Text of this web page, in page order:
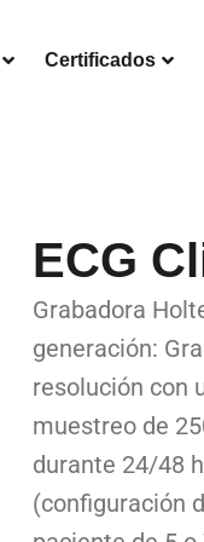
Certificados
ECG
Grabadora
generación:
resolución con
muestreo de
durante 24/48
(configuración